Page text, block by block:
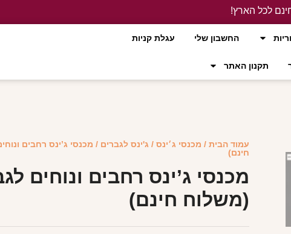
לכל הארץ!
החשבון שלי עגלת קניות
תקנון האתר
עמוד הבית / מכנסי ג׳ינס / ג'ינס לגברים / מכנסי ג’ינס רחבים
חינם)
מכנסי ג’ינס רחבים ונוחים
(משלוח חינם)